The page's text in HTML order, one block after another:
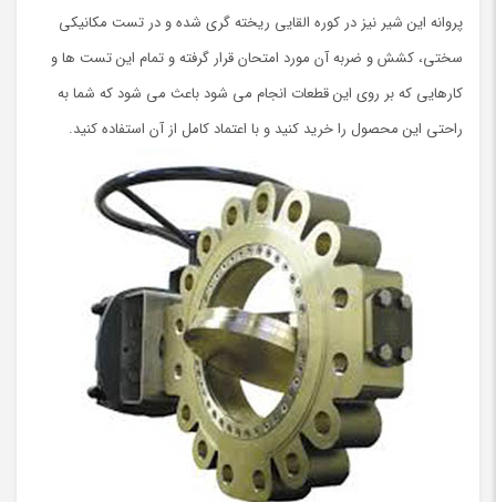
پروانه این شیر نیز در کوره القایی ریخته گری شده و در تست مکانیکی
سختی، کشش و ضربه آن مورد امتحان قرار گرفته و تمام این تست ها و
کارهایی که بر روی این قطعات انجام می شود باعث می شود که شما به
راحتی این محصول را خرید کنید و با اعتماد کامل از آن استفاده کنید.